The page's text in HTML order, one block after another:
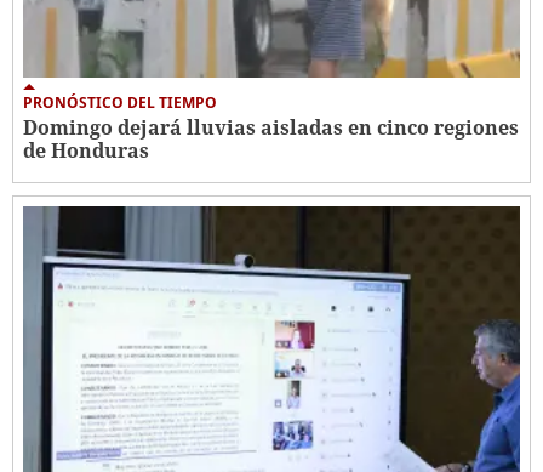
PRONÓSTICO DEL TIEMPO
Domingo dejará lluvias aisladas en cinco regiones
de Honduras